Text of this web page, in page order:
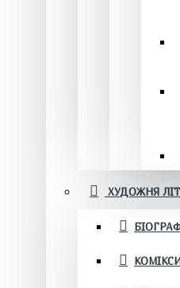
ХУДОЖНЯ